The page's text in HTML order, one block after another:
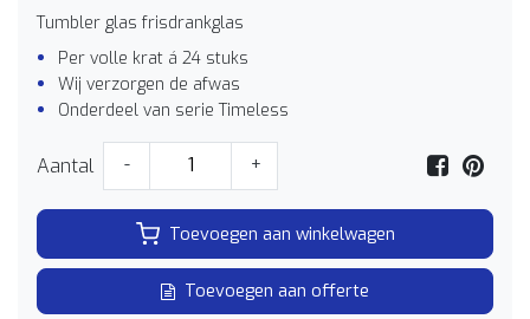
Tumbler glas frisdrankglas
Per volle krat á 24 stuks
Wij verzorgen de afwas
Onderdeel van serie Timeless
Aantal - +
Toevoegen aan winkelwagen
Toevoegen aan offerte